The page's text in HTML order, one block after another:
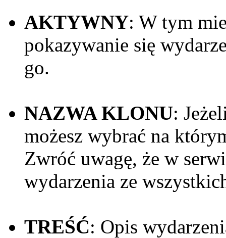
AKTYWNY: W tym
pokazywanie się
go.
NAZWA KLONU:
możesz wybrać na
Zwróć uwagę, że w
wydarzenia ze
TREŚĆ: Opis